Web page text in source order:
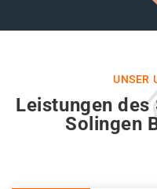
UNSER
Leistungen
Solingen